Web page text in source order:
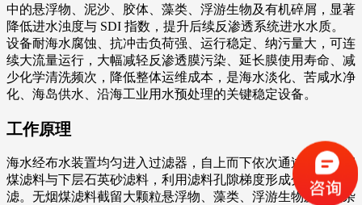
中的悬浮物、泥沙、胶体、藻类、浮游生物及有机碎屑，显著
降低进水浊度与 SDI 指数，提升后续反渗透系统进水水质。
设备耐海水腐蚀、抗冲击负荷强、运行稳定、纳污量大，可连
续大流量运行，大幅减轻反渗透膜污染、延长膜使用寿命、减
少化学清洗频次，降低整体运维成本，是海水淡化、苦咸水净
化、海岛供水、沿海工业用水预处理的关键稳定设备。
工作原理
海水经布水装置均匀进入过滤器，自上而下依次通过上层无烟
煤滤料与下层石英砂滤料，利用滤料孔隙梯度形成分级深层过
滤。无烟煤滤料截留大颗粒悬浮物、藻类、浮游生物及有机杂